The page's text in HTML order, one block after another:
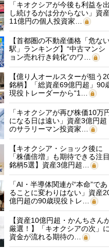
「キオクシアが今後も利益を出
し続けるかは分からない」資
11億円の個人投資家…
【首都圏の不動産価格「危な
駅」ランキング】“中古マンシ
ョン売れ行き鈍化”のワ…
【億り人オールスターが狙う
銘柄】「総資産69億円超」90
現役トレーダーから“1…
「キオクシアが再び株価10万
になる日は遠い」資産3億円超
のサラリーマン投資家…
【キオクシア・ショック後に
「株価倍増」も期待できる注目
銘柄5選】資産3億円超…
「AI・半導体関連が“本命”であ
ることに変わりはない」資産
億円超の90歳現役トレ…
【資産10億円超・かんちさん
厳選！】「キオクシアの次」に
資金が流れる期待の…